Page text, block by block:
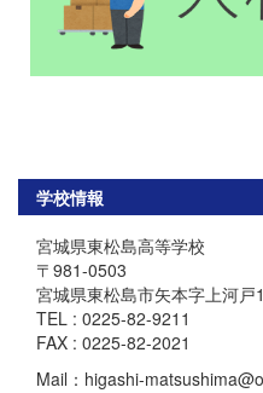
学校情報
宮城県東松島高等学校
〒981-0503
宮城県東松島市矢本字上河戸
TEL : 0225-82-9211
FAX : 0225-82-2021
Mail：higashi-